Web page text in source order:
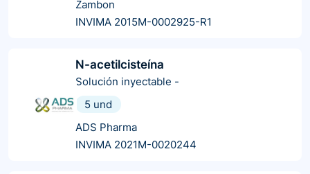
Zambon
INVIMA 2015M-0002925-R1
N-acetilcisteína
Solución inyectable -
5 und
ADS Pharma
INVIMA 2021M-0020244